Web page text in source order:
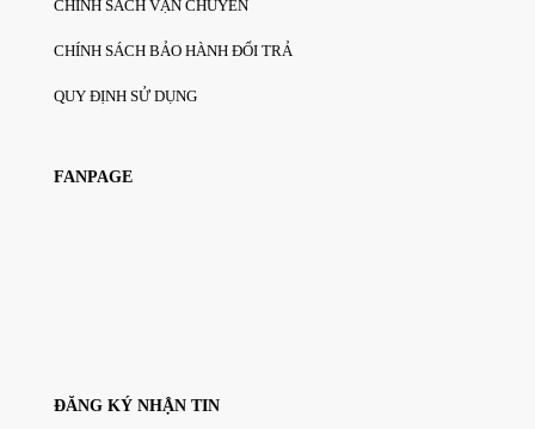
CHÍNH SÁCH VẬN CHUYỂN
CHÍNH SÁCH BẢO HÀNH ĐỔI TRẢ
QUY ĐỊNH SỬ DỤNG
FANPAGE
ĐĂNG KÝ NHẬN TIN